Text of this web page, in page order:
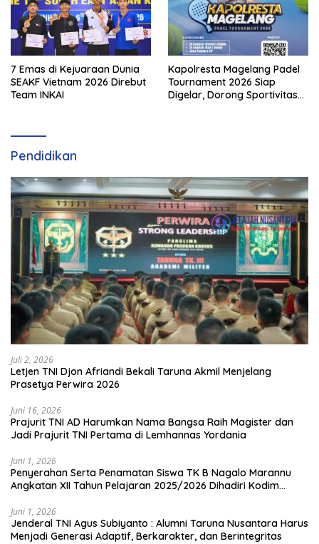
7 Emas di Kejuaraan Dunia
SEAKF Vietnam 2026 Direbut
Team INKAI
Kapolresta Magelang Padel
Tournament 2026 Siap
Digelar, Dorong Sportivitas
Pendidikan
Juli 2, 2026
Letjen TNI Djon Afriandi Bekali Taruna Akmil Menjelang
Prasetya Perwira 2026
Juni 16, 2026
Prajurit TNI AD Harumkan Nama Bangsa Raih Magister dan
Jadi Prajurit TNI Pertama di Lemhannas Yordania
Juni 1, 2026
Penyerahan Serta Penamatan Siswa TK B Nagalo Marannu
Angkatan XII Tahun Pelajaran 2025/2026 Dihadiri Kodim
Juni 1, 2026
Jenderal TNI Agus Subiyanto : Alumni Taruna Nusantara Harus
Menjadi Generasi Adaptif, Berkarakter, dan Berintegritas